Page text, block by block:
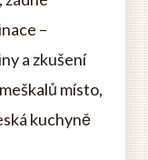
–
a zkušení
místo,
kuchyně